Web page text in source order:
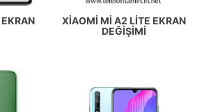
XIAOMI MI A2 LITE EKRAN
DEĞIŞIMI